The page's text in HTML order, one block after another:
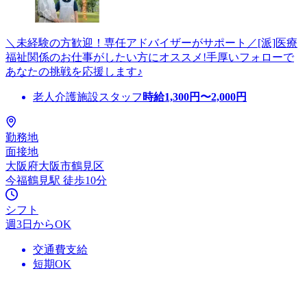
＼未経験の方歓迎！専任アドバイザーがサポート／[派]医療
福祉関係のお仕事がしたい方にオススメ!手厚いフォローで
あなたの挑戦を応援します♪
老人介護施設スタッフ 時給1,300円〜2,000円
勤務地
面接地
大阪府大阪市鶴見区
今福鶴見駅 徒歩10分
シフト
週3日からOK
交通費支給
短期OK